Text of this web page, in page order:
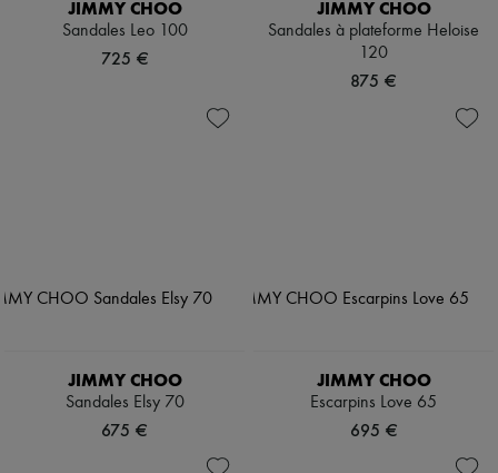
JIMMY CHOO
Sandales Leo 100
725 €
JIMMY CHOO
Sandales à plateforme Heloise
120
875 €
JIMMY CHOO
Sandales Elsy 70
675 €
JIMMY CHOO
Escarpins Love 65
695 €